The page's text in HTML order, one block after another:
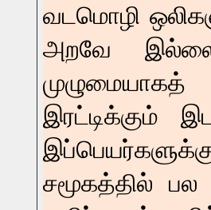
வடமொழி
அறவே இல்லை.
இரட்டிக்கும்
சமூகத்தில்